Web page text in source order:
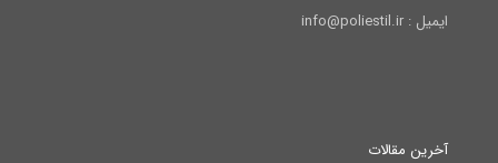
ایمیل : info@poliestil.ir
آخرین مقالات